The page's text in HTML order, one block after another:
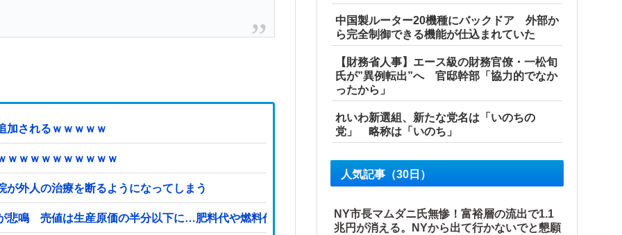
加されるｗｗｗｗｗ
ｗｗｗｗｗｗｗｗｗｗ
外人の治療を断るようになってしまう
悲鳴 売値は生産原価の半分以下に…肥料代や燃料代は高騰「今年でやめる」農家も
中国製ルーター20機種にバックドア 外部か
ら完全制御できる機能が仕込まれていた
【財務省人事】エース級の財務官僚・一松旬
氏が”異例転出”へ 官邸幹部「協力的でなか
ったから」
れいわ新選組、新たな党名は「いのちの
党」 略称は「いのち」
人気記事（30日）
NY市長マムダニ氏無惨！富裕層の流出で1.1
兆円が消える。NYから出て行かないでと懇願